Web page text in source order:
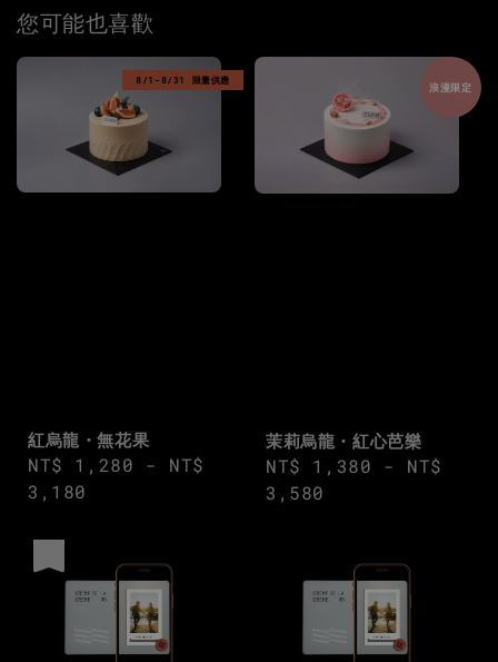
您可能也喜歡
8/1-8/31 限量供應
紅烏龍・無花果
Regular
price
NT$ 1,280 - NT$
3,180
浪漫限定
茉莉烏龍・紅心芭樂
Regular
price
NT$ 1,380 - NT$
3,580